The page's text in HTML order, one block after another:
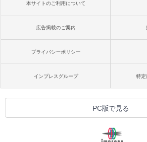
本サイトのご利用について
広告掲載のご案内
プライバシーポリシー
インプレスグループ 特定
PC版で見る